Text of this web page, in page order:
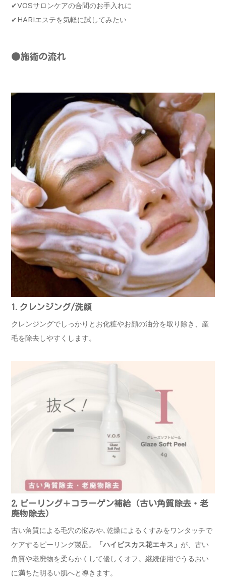
✔︎VOSサロンケアの合間のお手入れに
✔︎HARIエステを気軽に試してみたい
●施術の流れ
1.クレンジング/洗顔
クレンジングでしっかりとお化粧やお顔の油分を取り除き、産
毛を除去しやすくします。
2,ピーリング＋コラーゲン補給（古い角質除去・老
廃物除去）
古い角質による毛穴の悩みや､乾燥によるくすみをワンタッチで
ケアするピーリング製品。
「ハイビスカス花エキス」 が、古い
角質や老廃物を柔らかくして優しくオフ。継続使用でうるおい
に満ちた明るい肌へと導きます。